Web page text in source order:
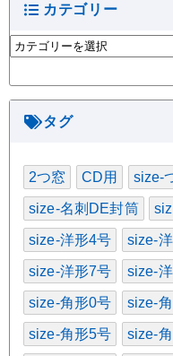
カテゴリー
カ
テ
タグ
2つ窓 CD用 size-
size-名刺DE封筒
size-洋形4号 size-
size-洋形7号 size-
size-角形0号 size-
size-角形5号 size-